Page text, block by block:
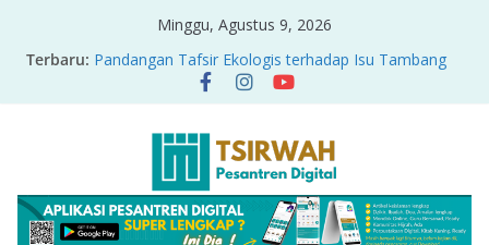
Minggu, Agustus 9, 2026
Terbaru: Pandangan Tafsir Ekologis terhadap Isu Tambang
Nikel di Raja Ampat
PRODUK RELASI KUASA-IDIOLOGI PADA TAFSIR
Sirah Nabawiyah
Oversharing dan Privasi dalam Al-Qur’an: “Ketika
Ayat Bicara Soal Curhat di Sosmed”
Menyikapi Fatherless, Kisah Lukman Menjadi
Cerminan